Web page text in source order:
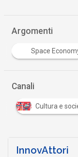
Argomenti
Space
Canali
Cultura e
InnovAttori